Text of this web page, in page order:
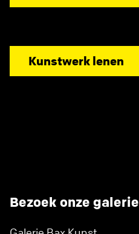
Kunstwerk lenen
Bezoek onze galerie